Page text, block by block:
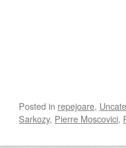
Posted in repejoare,
Sarkozy, Pierre Moscovici,